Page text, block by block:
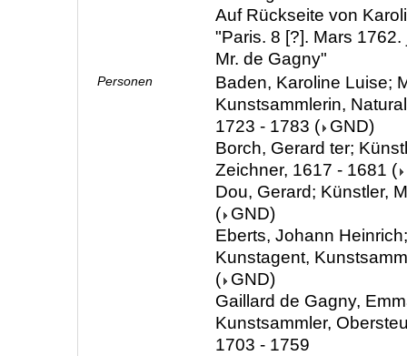
Auf Rückseite von
"Paris. 8 [?]. Mars
Mr. de Gagny"
Personen
Baden, Karoline Luise;
Kunstsammlerin,
1723 - 1783 ( GND)
Borch, Gerard ter;
Zeichner, 1617 - 1681 (
Dou, Gerard; Künstler,
( GND)
Eberts, Johann
Kunstagent,
( GND)
Gaillard de Gagny,
Kunstsammler,
1703 - 1759